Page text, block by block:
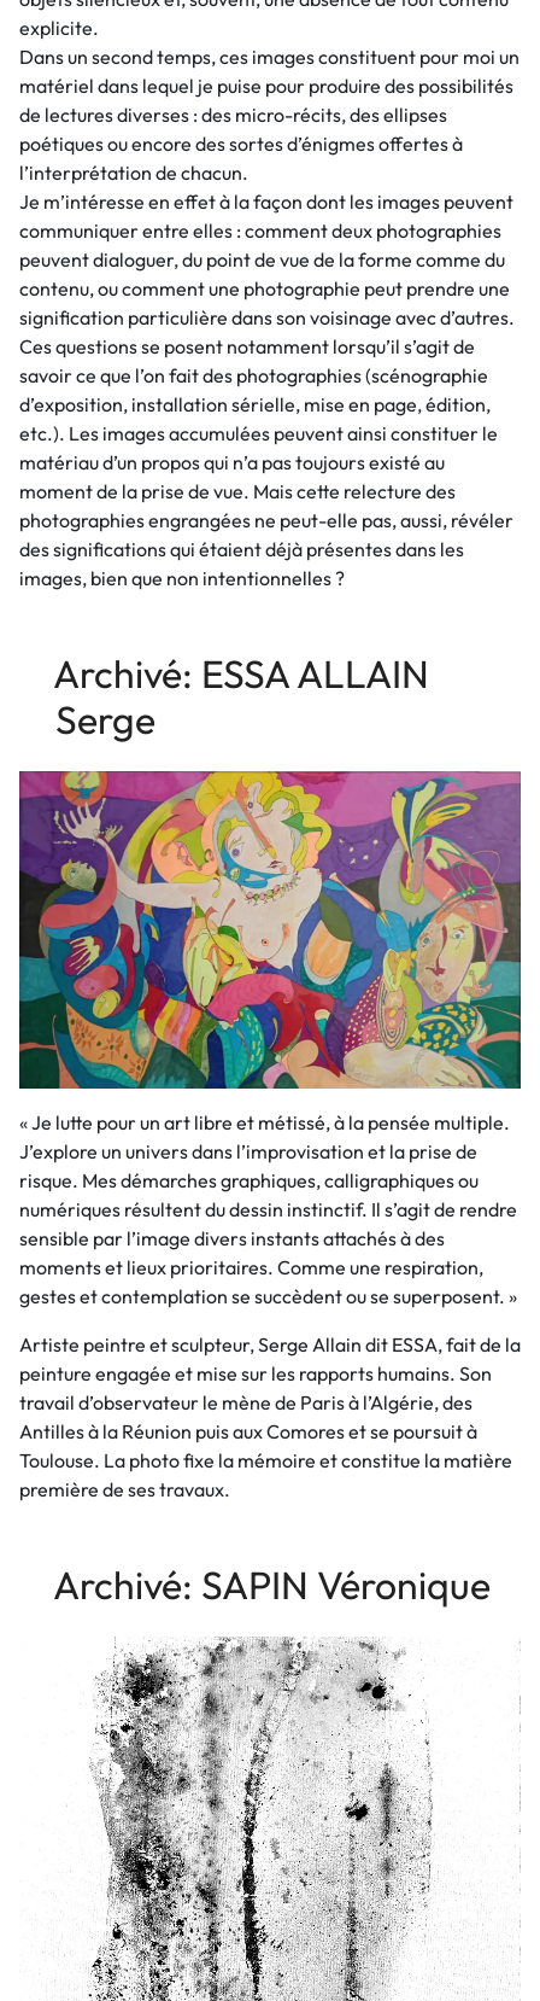
explicite.
Dans un second temps, ces images constituent pour moi un
matériel dans lequel je puise pour produire des possibilités
de lectures diverses : des micro-récits, des ellipses
poétiques ou encore des sortes d’énigmes offertes à
l’interprétation de chacun.
Je m’intéresse en effet à la façon dont les images peuvent
communiquer entre elles : comment deux photographies
peuvent dialoguer, du point de vue de la forme comme du
contenu, ou comment une photographie peut prendre une
signification particulière dans son voisinage avec d’autres.
Ces questions se posent notamment lorsqu’il s’agit de
savoir ce que l’on fait des photographies (scénographie
d’exposition, installation sérielle, mise en page, édition,
etc.). Les images accumulées peuvent ainsi constituer le
matériau d’un propos qui n’a pas toujours existé au
moment de la prise de vue. Mais cette relecture des
photographies engrangées ne peut-elle pas, aussi, révéler
des significations qui étaient déjà présentes dans les
images, bien que non intentionnelles ?
Archivé: ESSA ALLAIN
Serge
« Je lutte pour un art libre et métissé, à la pensée multiple.
J’explore un univers dans l’improvisation et la prise de
risque. Mes démarches graphiques, calligraphiques ou
numériques résultent du dessin instinctif. Il s’agit de rendre
sensible par l’image divers instants attachés à des
moments et lieux prioritaires. Comme une respiration,
gestes et contemplation se succèdent ou se superposent. »
Artiste peintre et sculpteur, Serge Allain dit ESSA, fait de la
peinture engagée et mise sur les rapports humains. Son
travail d’observateur le mène de Paris à l’Algérie, des
Antilles à la Réunion puis aux Comores et se poursuit à
Toulouse. La photo fixe la mémoire et constitue la matière
première de ses travaux.
Archivé: SAPIN Véronique